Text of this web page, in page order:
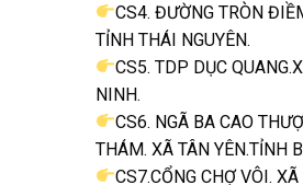
CS4. ĐƯỜNG TRÒN
TỈNH THÁI NGUYÊN.
CS5. TDP DỤC
NINH.
CS6. NGÃ BA CAO
THÁM. XÃ TÂN YÊN.TỈNH
CS7.CỔNG CHỢ VÔI.